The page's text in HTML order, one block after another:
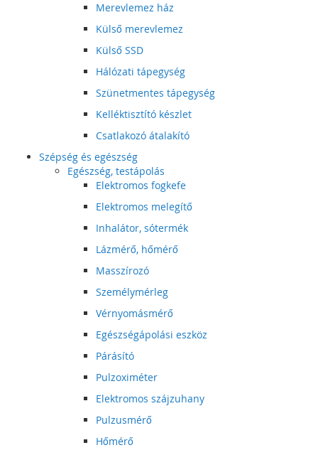
Merevlemez ház
Külső merevlemez
Külső SSD
Hálózati tápegység
Szünetmentes tápegység
Kelléktisztító készlet
Csatlakozó átalakító
Szépség és egészség
Egészség, testápolás
Elektromos fogkefe
Elektromos melegítő
Inhalátor, sótermék
Lázmérő, hőmérő
Masszírozó
Személymérleg
Vérnyomásmérő
Egészségápolási eszköz
Párásító
Pulzoximéter
Elektromos szájzuhany
Pulzusmérő
Hőmérő